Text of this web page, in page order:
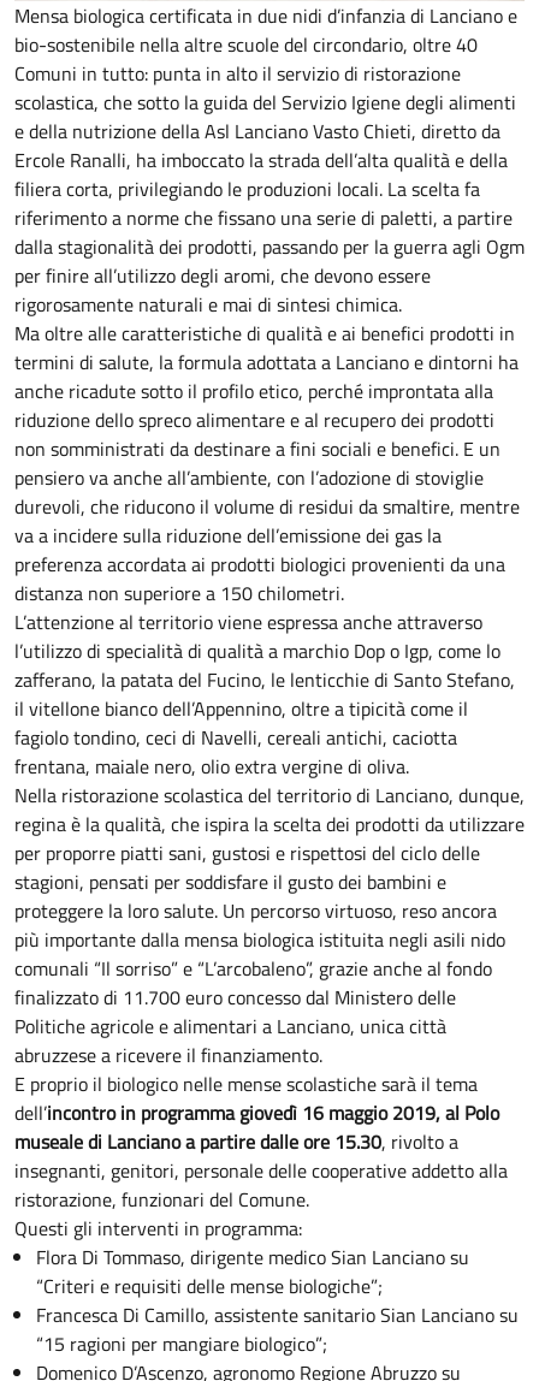
Mensa biologica certificata in due nidi d’infanzia di Lanciano e
bio-sostenibile nella altre scuole del circondario, oltre 40
Comuni in tutto: punta in alto il servizio di ristorazione
scolastica, che sotto la guida del Servizio Igiene degli alimenti
e della nutrizione della Asl Lanciano Vasto Chieti, diretto da
Ercole Ranalli, ha imboccato la strada dell’alta qualità e della
filiera corta, privilegiando le produzioni locali. La scelta fa
riferimento a norme che fissano una serie di paletti, a partire
dalla stagionalità dei prodotti, passando per la guerra agli Ogm
per finire all’utilizzo degli aromi, che devono essere
rigorosamente naturali e mai di sintesi chimica.
Ma oltre alle caratteristiche di qualità e ai benefici prodotti in
termini di salute, la formula adottata a Lanciano e dintorni ha
anche ricadute sotto il profilo etico, perché improntata alla
riduzione dello spreco alimentare e al recupero dei prodotti
non somministrati da destinare a fini sociali e benefici. E un
pensiero va anche all’ambiente, con l’adozione di stoviglie
durevoli, che riducono il volume di residui da smaltire, mentre
va a incidere sulla riduzione dell’emissione dei gas la
preferenza accordata ai prodotti biologici provenienti da una
distanza non superiore a 150 chilometri.
L’attenzione al territorio viene espressa anche attraverso
l’utilizzo di specialità di qualità a marchio Dop o Igp, come lo
zafferano, la patata del Fucino, le lenticchie di Santo Stefano,
il vitellone bianco dell’Appennino, oltre a tipicità come il
fagiolo tondino, ceci di Navelli, cereali antichi, caciotta
frentana, maiale nero, olio extra vergine di oliva.
Nella ristorazione scolastica del territorio di Lanciano, dunque,
regina è la qualità, che ispira la scelta dei prodotti da utilizzare
per proporre piatti sani, gustosi e rispettosi del ciclo delle
stagioni, pensati per soddisfare il gusto dei bambini e
proteggere la loro salute. Un percorso virtuoso, reso ancora
più importante dalla mensa biologica istituita negli asili nido
comunali “Il sorriso” e “L’arcobaleno”, grazie anche al fondo
finalizzato di 11.700 euro concesso dal Ministero delle
Politiche agricole e alimentari a Lanciano, unica città
abruzzese a ricevere il finanziamento.
E proprio il biologico nelle mense scolastiche sarà il tema
dell’incontro in programma giovedì 16 maggio 2019, al Polo
museale di Lanciano a partire dalle ore 15.30, rivolto a
insegnanti, genitori, personale delle cooperative addetto alla
ristorazione, funzionari del Comune.
Questi gli interventi in programma:
Flora Di Tommaso, dirigente medico Sian Lanciano su
“Criteri e requisiti delle mense biologiche”;
Francesca Di Camillo, assistente sanitario Sian Lanciano su
“15 ragioni per mangiare biologico”;
Domenico D’Ascenzo, agronomo Regione Abruzzo su